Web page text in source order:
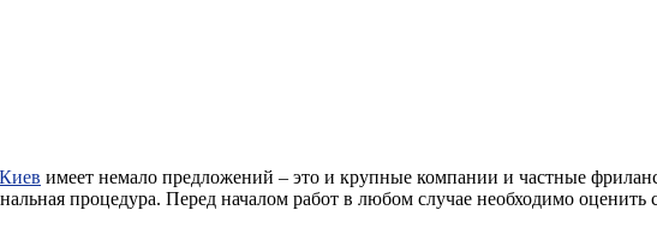
имеет немало предложений – это и крупные компании и частные
процедура. Перед началом работ в любом случае необходимо оценить